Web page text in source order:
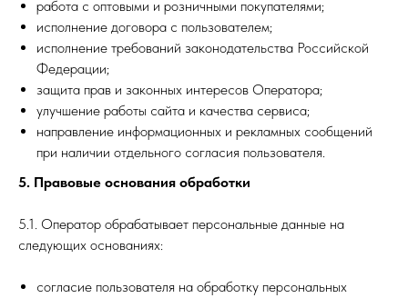
работа с оптовыми и розничными покупателями;
исполнение договора с пользователем;
исполнение требований законодательства Российской
Федерации;
защита прав и законных интересов Оператора;
улучшение работы сайта и качества сервиса;
направление информационных и рекламных сообщений
при наличии отдельного согласия пользователя.
5. Правовые основания обработки
5.1. Оператор обрабатывает персональные данные на
следующих основаниях:
согласие пользователя на обработку персональных